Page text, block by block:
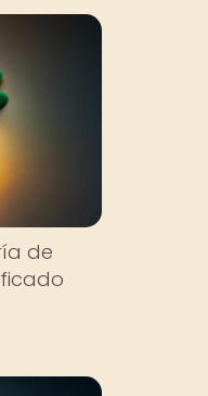
de